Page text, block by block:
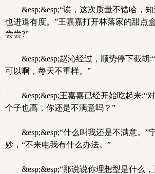
&esp;&esp;“诶，这次质量不错哈，
也进退有度。”王嘉嘉打开林落家的甜点
尝尝?”
&esp;&esp;赵沁经过，顺势停下截胡
可以啊，每天不重样。”
&esp;&esp;王嘉嘉已经开始吃起来:“
个子也高，你还是不满意吗？”
&esp;&esp;“什么叫我还是不满意。”
妙，“不来电我有什么办法。”
&esp;&esp;“那说说你理想型是什么